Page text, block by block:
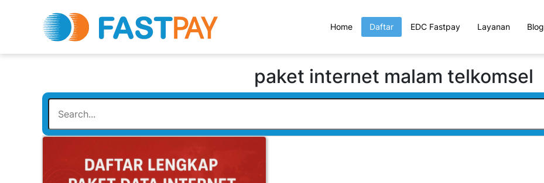
Home Daftar EDC Fastpay Layanan Blog
paket internet malam telkomsel